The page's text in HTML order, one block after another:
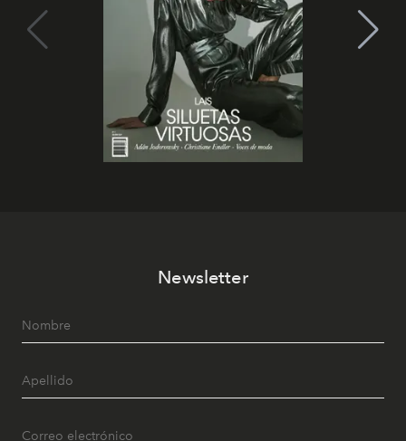
Newsletter